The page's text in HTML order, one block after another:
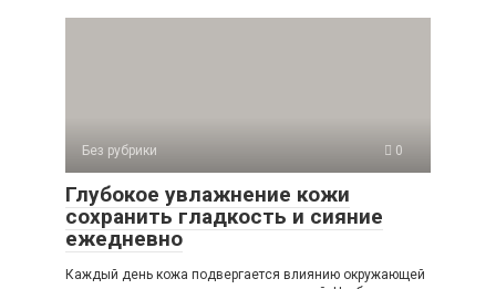
Без рубрики 0
Глубокое увлажнение кожи
сохранить гладкость и сияние
ежедневно
Каждый день кожа подвергается влиянию окружающей